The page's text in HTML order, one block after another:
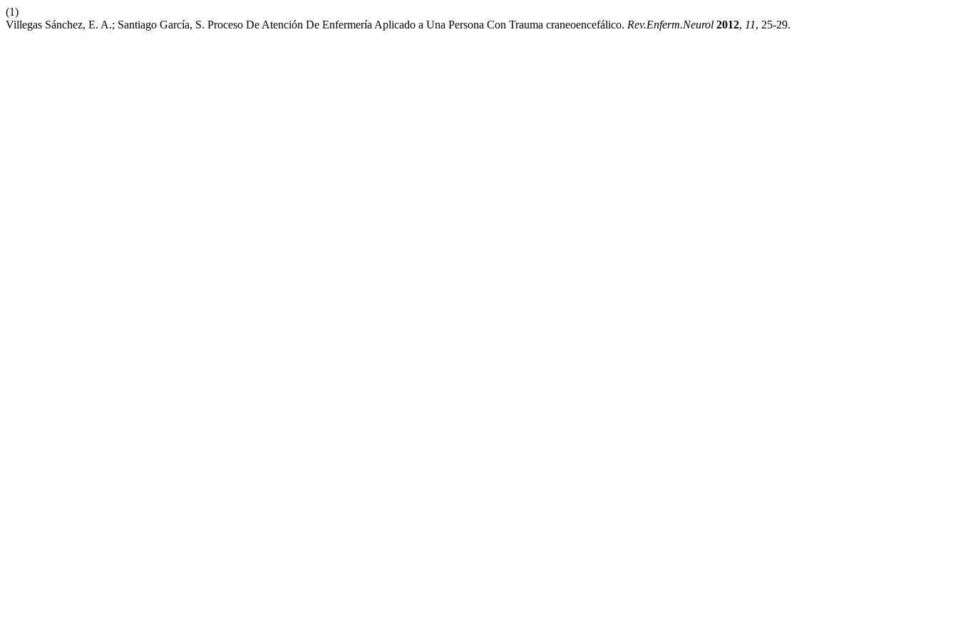
(1)
Villegas Sánchez, E. A.; Santiago García, S. Proceso De Atención De Enfermería Aplicado a Una Persona Con Trauma craneoencefálico. Rev.Enferm.Neurol 2012, 11, 25-29.